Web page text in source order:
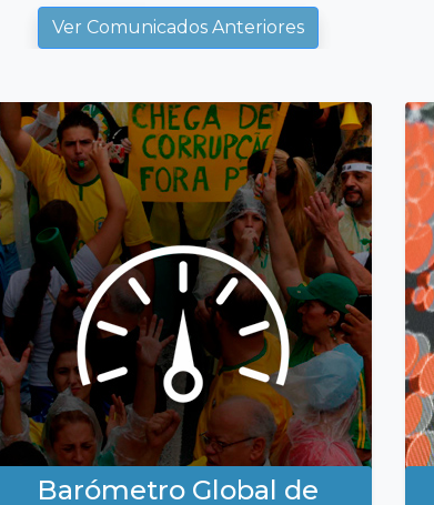
Ver Comunicados Anteriores
Barómetro Global de